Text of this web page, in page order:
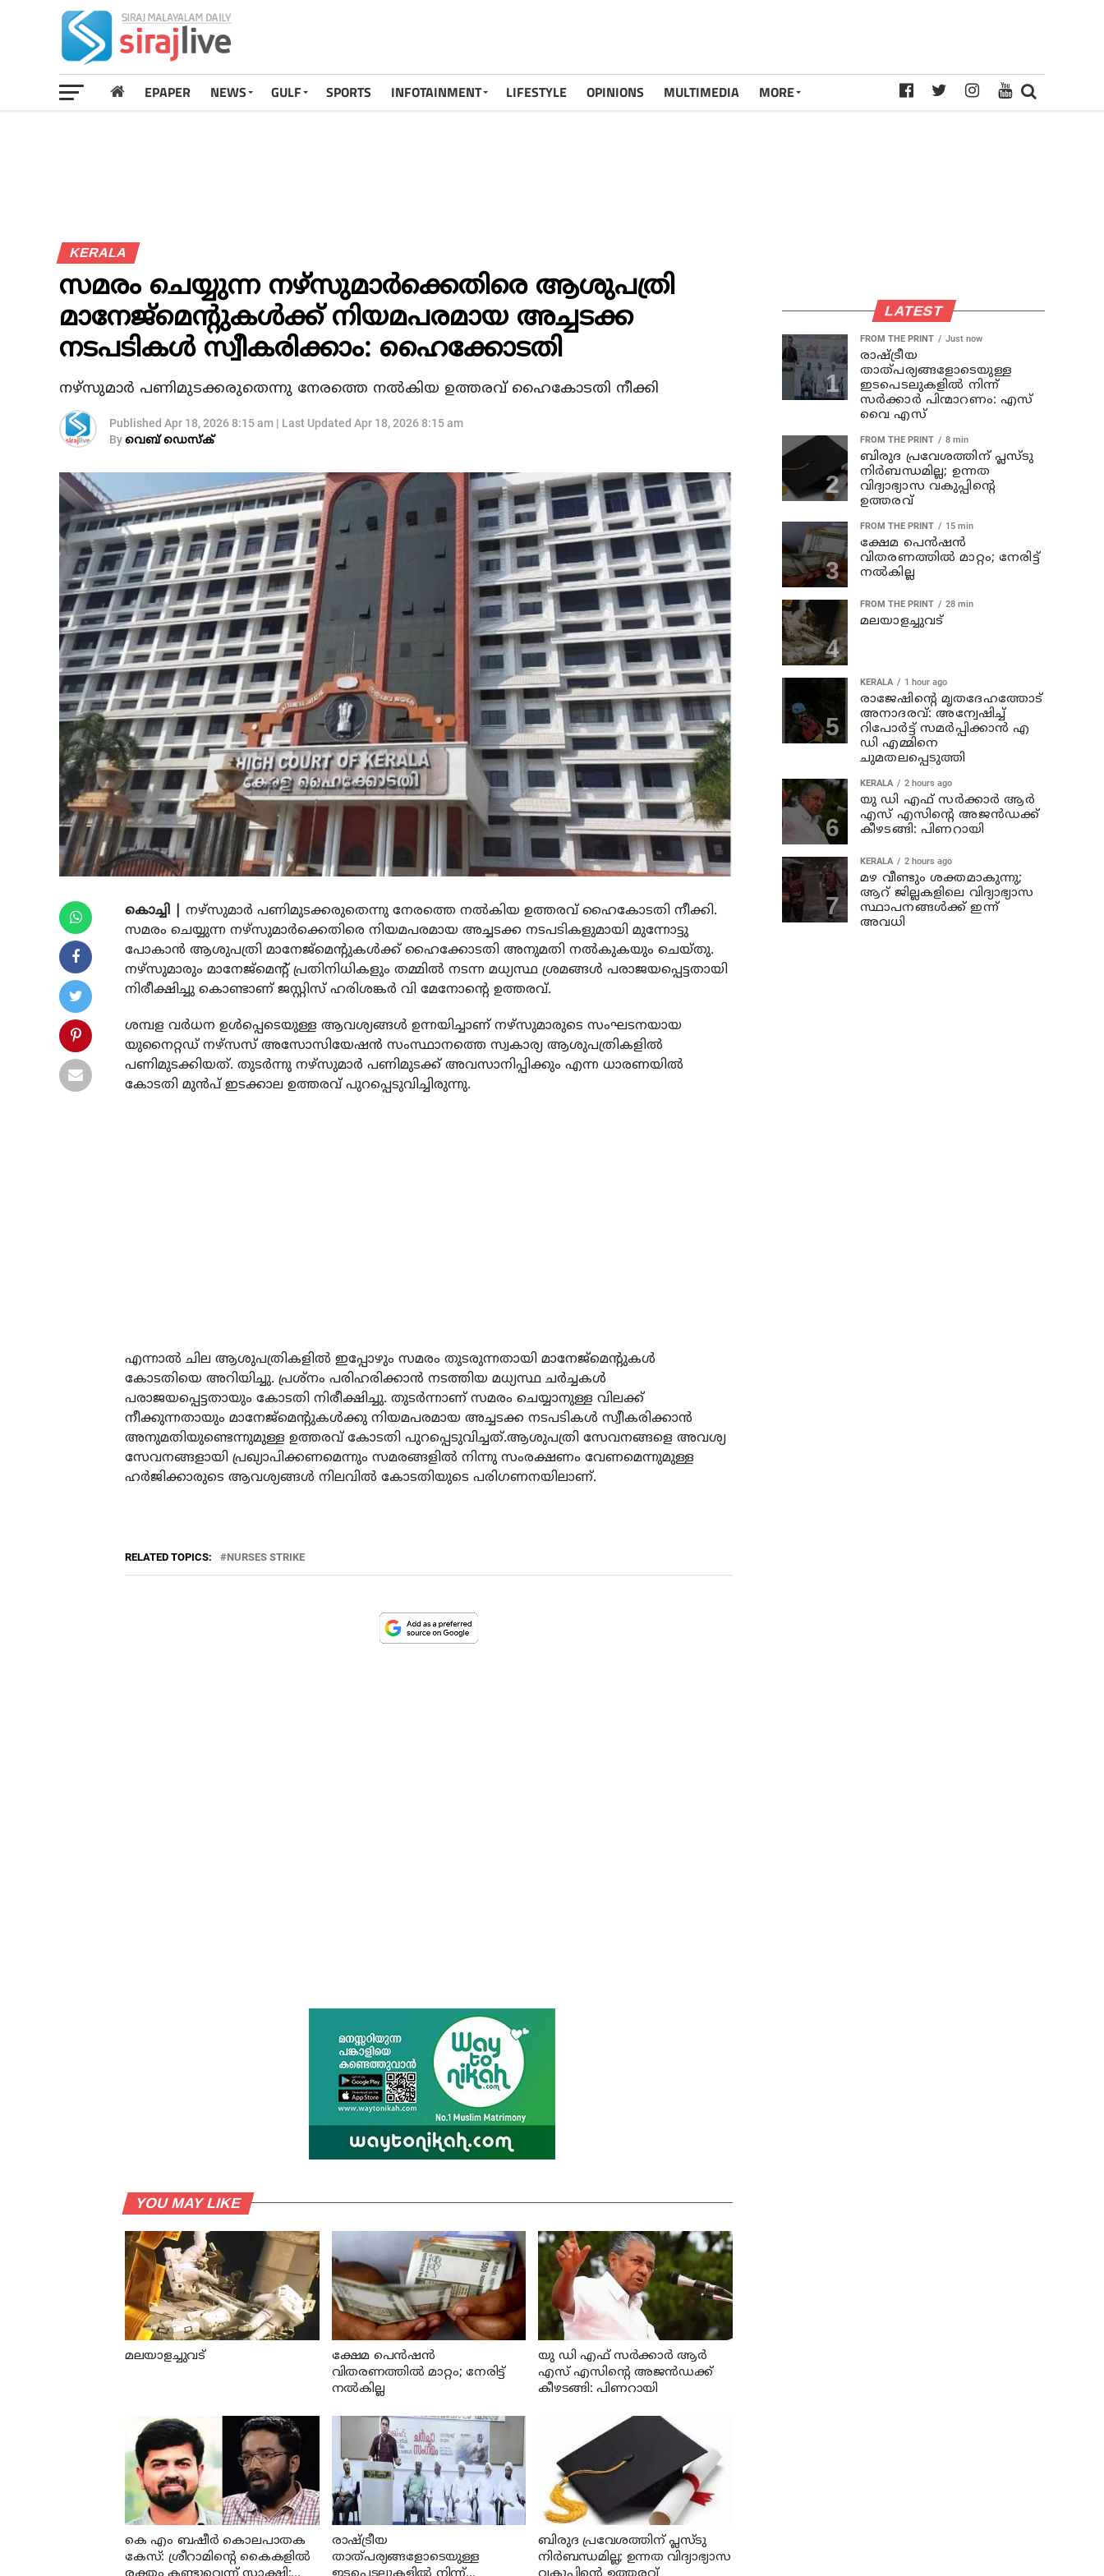
EPAPER NEWS GULF SPORTS INFOTAINMENT LIFESTYLE OPINIONS MULTIMEDIA MORE
KERALA
സമരം ചെയ്യുന്ന നഴ്‌സുമാര്‍ക്കെതിരെ ആശുപത്രി
മാനേജ്‌മെന്റുകള്‍ക്ക് നിയമപരമായ അച്ചടക്ക
നടപടികള്‍ സ്വീകരിക്കാം: ഹൈക്കോടതി
നഴ്‌സുമാര്‍ പണിമുടക്കരുതെന്നു നേരത്തെ നല്‍കിയ ഉത്തരവ് ഹൈകോടതി നീക്കി
Published Apr 18, 2026 8:15 am | Last Updated Apr 18, 2026 8:15 am
Byവെബ് ഡെസ്‌ക്
കൊച്ചി |
നഴ്‌സുമാര്‍ പണിമുടക്കരുതെന്നു നേരത്തെ നല്‍കിയ ഉത്തരവ് ഹൈകോടതി നീക്കി.
സമരം ചെയ്യുന്ന നഴ്‌സുമാര്‍ക്കെതിരെ നിയമപരമായ അച്ചടക്ക നടപടികളുമായി മുന്നോട്ടു
പോകാന്‍ ആശുപത്രി മാനേജ്‌മെന്റുകള്‍ക്ക് ഹൈക്കോടതി അനുമതി നല്‍കുകയും ചെയ്തു.
നഴ്‌സുമാരും മാനേജ്‌മെന്റ് പ്രതിനിധികളും തമ്മില്‍ നടന്ന മധ്യസ്ഥ ശ്രമങ്ങള്‍ പരാജയപ്പെട്ടതായി
നിരീക്ഷിച്ചു കൊണ്ടാണ് ജസ്റ്റിസ് ഹരിശങ്കര്‍ വി മേനോന്റെ ഉത്തരവ്.
ശമ്പള വര്‍ധന ഉള്‍പ്പെടെയുള്ള ആവശ്യങ്ങള്‍ ഉന്നയിച്ചാണ് നഴ്‌സുമാരുടെ സംഘടനയായ
യുനൈറ്റഡ് നഴ്‌സസ് അസോസിയേഷന്‍ സംസ്ഥാനത്തെ സ്വകാര്യ ആശുപത്രികളില്‍
പണിമുടക്കിയത്. തുടര്‍ന്നു നഴ്‌സുമാര്‍ പണിമുടക്ക് അവസാനിപ്പിക്കും എന്ന ധാരണയില്‍
കോടതി മുന്‍പ് ഇടക്കാല ഉത്തരവ് പുറപ്പെടുവിച്ചിരുന്നു.
എന്നാല്‍ ചില ആശുപത്രികളില്‍ ഇപ്പോഴും സമരം തുടരുന്നതായി മാനേജ്‌മെന്റുകള്‍
കോടതിയെ അറിയിച്ചു. പ്രശ്‌നം പരിഹരിക്കാന്‍ നടത്തിയ മധ്യസ്ഥ ചര്‍ച്ചകള്‍
പരാജയപ്പെട്ടതായും കോടതി നിരീക്ഷിച്ചു. തുടര്‍ന്നാണ് സമരം ചെയ്യാനുള്ള വിലക്ക്
നീക്കുന്നതായും മാനേജ്‌മെന്റുകള്‍ക്കു നിയമപരമായ അച്ചടക്ക നടപടികള്‍ സ്വീകരിക്കാന്‍
അനുമതിയുണ്ടെന്നുമുള്ള ഉത്തരവ് കോടതി പുറപ്പെടുവിച്ചത്.ആശുപത്രി സേവനങ്ങളെ അവശ്യ
സേവനങ്ങളായി പ്രഖ്യാപിക്കണമെന്നും സമരങ്ങളില്‍ നിന്നു സംരക്ഷണം വേണമെന്നുമുള്ള
ഹര്‍ജിക്കാരുടെ ആവശ്യങ്ങള്‍ നിലവില്‍ കോടതിയുടെ പരിഗണനയിലാണ്.
RELATED TOPICS: NURSES STRIKE
YOU MAY LIKE
മലയാളച്ചുവട്
ക്ഷേമ പെന്‍ഷന്‍
വിതരണത്തില്‍ മാറ്റം; നേരിട്ട്
നല്‍കില്ല
യു ഡി എഫ് സര്‍ക്കാര്‍ ആര്‍
എസ് എസിന്റെ അജന്‍ഡക്ക്‌
കീഴടങ്ങി: പിണറായി
കെ എം ബഷീര്‍ കൊലപാതക
കേസ്: ശ്രീറാമിന്റെ കൈകളില്‍
രാഷ്ട്രീയ
താത്പര്യങ്ങളോടെയുള്ള
ബിരുദ പ്രവേശത്തിന് പ്ലസ്ടു
നിര്‍ബന്ധമില്ല; ഉന്നത വിദ്യാഭ്യാസ
LATEST
FROM THE PRINT Just now
രാഷ്ട്രീയ
താത്പര്യങ്ങളോടെയുള്ള
ഇടപെടലുകളില്‍ നിന്ന്
സര്‍ക്കാര്‍ പിന്മാറണം: എസ്
വൈ എസ്
FROM THE PRINT 8 min
ബിരുദ പ്രവേശത്തിന് പ്ലസ്ടു
നിര്‍ബന്ധമില്ല; ഉന്നത
വിദ്യാഭ്യാസ വകുപ്പിന്റെ
ഉത്തരവ്
FROM THE PRINT 15 min
ക്ഷേമ പെന്‍ഷന്‍
വിതരണത്തില്‍ മാറ്റം; നേരിട്ട്
നല്‍കില്ല
FROM THE PRINT 28 min
മലയാളച്ചുവട്
KERALA 1 hour ago
രാജേഷിന്റെ മൃതദേഹത്തോട്
അനാദരവ്: അന്വേഷിച്ച്
റിപോര്‍ട്ട് സമര്‍പ്പിക്കാന്‍ എ
ഡി എമ്മിനെ
ചുമതലപ്പെടുത്തി
KERALA 2 hours ago
യു ഡി എഫ് സര്‍ക്കാര്‍ ആര്‍
എസ് എസിന്റെ അജന്‍ഡക്ക്‌
കീഴടങ്ങി: പിണറായി
KERALA 2 hours ago
മഴ വീണ്ടും ശക്തമാകുന്നു;
ആറ് ജില്ലകളിലെ വിദ്യാഭ്യാസ
സ്ഥാപനങ്ങള്‍ക്ക് ഇന്ന്
അവധി